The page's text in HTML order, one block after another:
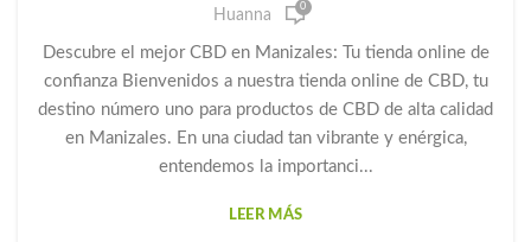
GOTAS DE CANNABIDIOL GOTAS DE CANNABIS
GOTAS DE CBD,GOTAS PARA LA ANSIEDAD,HUANNA,
PRODUCTOS CBD
Huanna 0
Descubre el mejor CBD en Manizales: Tu tienda online de
confianza Bienvenidos a nuestra tienda online de CBD, tu
destino número uno para productos de CBD de alta calidad
en Manizales. En una ciudad tan vibrante y enérgica,
entendemos la importanci...
LEER MÁS